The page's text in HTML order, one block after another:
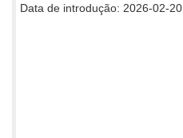
Data de introdução: 2026-02-20